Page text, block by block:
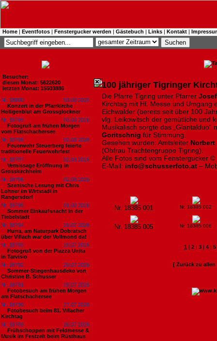
Home | Eventfotos | Fenstergucker werden | Gästebuch | Links | Kontakt |
Besucher:
diesen Monat: 5622620
letzten Monat: 15503886
Nr. 18800
03.08.2026
Konzert in der Pfarrkirche
Heiligenblut am Grossglockner
Nr. 18799
03.08.2026
Fotogruß am frühen Morgen
vom Flatschachersee
Nr. 18798
02.08.2026
Feuerwehr Steuerberg feierte
traditionelle Feuerwehrfest
Nr. 18797
02.08.2026
Vernissage Eröffnung in
Grosskirchheim
Nr. 18796
02.08.2026
Szenische Lesung mit Chris
Lohner im Wirtstadl in
Rangersdorf
Nr. 18795
01.08.2026
Sommer Einkaufsnacht in der
Tiebelstadt
Nr. 18794
29.07.2026
Hurra, am Naturpark Dobratsch
über Villach war der Vollmond da!
Nr. 18793
29.07.2026
Fotogruß von der Piazza Unita
in Tarvisio
Nr. 18792
29.07.2026
Sommer-Stiegenhausdeko von
Christine B. Schusser
Nr. 18791
29.07.2026
Fotobesuch am frühen Morgen
am Flatschachersee
Nr. 18790
27.07.2026
Fotobesuch beim 81. Villacher
Kirchtag
Nr. 18789
26.07.2026
Frühschoppen mit Feldmesse &
Musik im Festzelt beim Rüsthaus
100 jähriger Tigringer
Die Pfarre Tigring unter Pfarrer
Kirchtag mit Hl. Messe und Umgang
Eichwalder (bereits seit über 100
vlg. Leikowitsch der gemütliche und
Musikalisch sorgte das „Glantalduo“
Goritschnig für Stimmung.
Gesehen wurden: Amtsleiter Norbert
(Obfrau Trachtengruppe Tigring).
Alle Fotos sind vom Fenstergucker ©
E-Mail: info@schusserfoto.at –
Nr. 18385 001 Nr. 18385 002
Nr. 18385 005 Nr. 18385 006
1 | 2 | 3 | 4 | 5
[ Zurück zu